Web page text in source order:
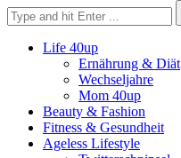
Life 40up
Ernährung & Diät
Wechseljahre
Mom 40up
Beauty & Fashion
Fitness & Gesundheit
Ageless Lifestyle